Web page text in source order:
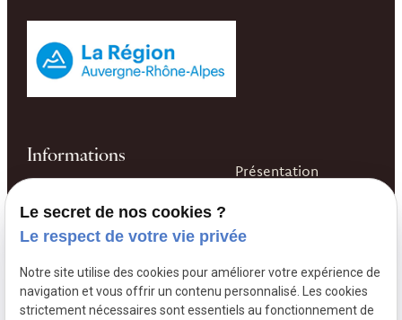
Informations
Garenne69220 CHARENTAY
Présentation
réception
Nos Vins
Le secret de nos cookies ?
Le respect de votre vie privée
Notre site utilise des cookies pour améliorer votre expérience de
navigation et vous offrir un contenu personnalisé. Les cookies
strictement nécessaires sont essentiels au fonctionnement de